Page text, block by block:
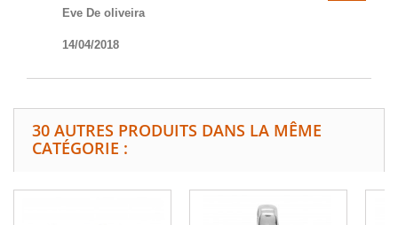
Eve De oliveira
14/04/2018
30 AUTRES PRODUITS DANS LA MÊME
CATÉGORIE :